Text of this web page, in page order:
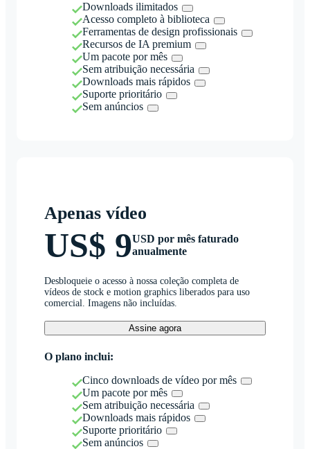
Downloads ilimitados
Acesso completo à biblioteca
Ferramentas de design profissionais
Recursos de IA premium
Um pacote por mês
Sem atribuição necessária
Downloads mais rápidos
Suporte prioritário
Sem anúncios
Apenas vídeo
US$ 9USD por mês faturado
anualmente
Desbloqueie o acesso à nossa coleção completa de
vídeos de stock e motion graphics liberados para uso
comercial. Imagens não incluídas.
Assine agora
O plano inclui:
Cinco downloads de vídeo por mês
Um pacote por mês
Sem atribuição necessária
Downloads mais rápidos
Suporte prioritário
Sem anúncios